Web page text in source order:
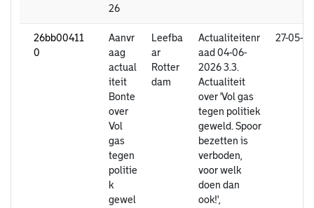
26
26bb00411
0
Aanvr
aag
actual
iteit
Bonte
over
Vol
gas
tegen
politie
k
gewel
Leefba
ar
Rotter
dam
Actualiteitenr
aad 04-06-
2026 3.3.
Actualiteit
over 'Vol gas
tegen politiek
geweld. Spoor
bezetten is
verboden,
voor welk
doen dan
ook!',
27-05-